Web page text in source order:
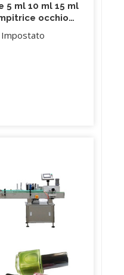
5 ml 10 ml 15 ml
occhio